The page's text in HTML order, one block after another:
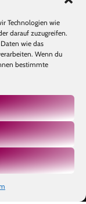
Technologien wie
darauf zuzugreifen.
wie das
Wenn du
bestimmte
folgen